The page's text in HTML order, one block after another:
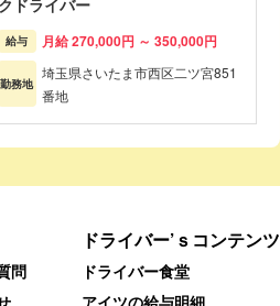
給与 月給 270,000円 ～ 350,000円
勤務地
埼玉県さいたま市西区二ツ宮851
番地
問
ドライバー’ｓコンテンツ
ドライバー食堂
アイツの給与明細